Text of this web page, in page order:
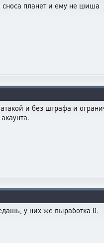
планет и ему не шиша
и без штрафа и
у них же выработка 0.